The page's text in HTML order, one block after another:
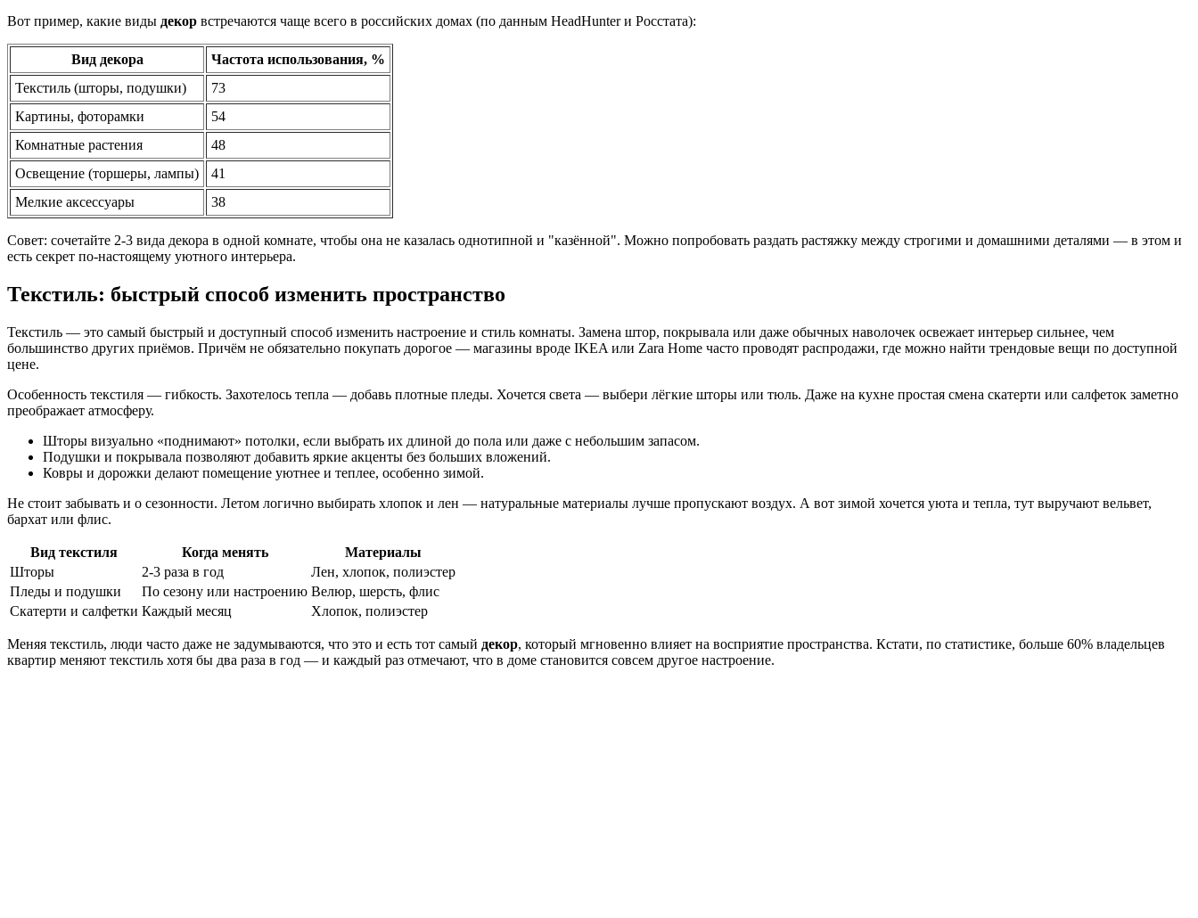
Вот пример, какие виды декор встречаются чаще всего в российских домах (по данным HeadHunter и Росстата):
Вид декора
Частота использования, %
Текстиль (шторы, подушки)
73
Картины, фоторамки
54
Комнатные растения
48
Освещение (торшеры, лампы)
41
Мелкие аксессуары
38
Совет: сочетайте 2-3 вида декора в одной комнате, чтобы она не казалась однотипной и "казённой". Можно попробовать раздать растяжку между строгими и домашними деталями — в этом и
есть секрет по-настоящему уютного интерьера.
Текстиль: быстрый способ изменить пространство
Текстиль — это самый быстрый и доступный способ изменить настроение и стиль комнаты. Замена штор, покрывала или даже обычных наволочек освежает интерьер сильнее, чем
большинство других приёмов. Причём не обязательно покупать дорогое — магазины вроде IKEA или Zara Home часто проводят распродажи, где можно найти трендовые вещи по доступной
цене.
Особенность текстиля — гибкость. Захотелось тепла — добавь плотные пледы. Хочется света — выбери лёгкие шторы или тюль. Даже на кухне простая смена скатерти или салфеток заметно
преображает атмосферу.
Шторы визуально «поднимают» потолки, если выбрать их длиной до пола или даже с небольшим запасом.
Подушки и покрывала позволяют добавить яркие акценты без больших вложений.
Ковры и дорожки делают помещение уютнее и теплее, особенно зимой.
Не стоит забывать и о сезонности. Летом логично выбирать хлопок и лен — натуральные материалы лучше пропускают воздух. А вот зимой хочется уюта и тепла, тут выручают вельвет,
бархат или флис.
Вид текстиля Когда менять
Материалы
Шторы
2-3 раза в год
Лен, хлопок, полиэстер
Пледы и подушки
По сезону или настроению Велюр, шерсть, флис
Скатерти и салфетки Каждый месяц Хлопок, полиэстер
Меняя текстиль, люди часто даже не задумываются, что это и есть тот самый декор, который мгновенно влияет на восприятие пространства. Кстати, по статистике, больше 60% владельцев
квартир меняют текстиль хотя бы два раза в год — и каждый раз отмечают, что в доме становится совсем другое настроение.